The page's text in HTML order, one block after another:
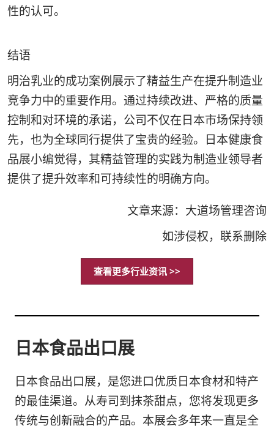
性的认可。
结语
明治乳业的成功案例展示了精益生产在提升制造业
竞争力中的重要作用。通过持续改进、严格的质量
控制和对环境的承诺，公司不仅在日本市场保持领
先，也为全球同行提供了宝贵的经验。日本健康食
品展小编觉得，其精益管理的实践为制造业领导者
提供了提升效率和可持续性的明确方向。
文章来源：大道场管理咨询
如涉侵权，联系删除
查看更多行业资讯 >>
日本食品出口展
日本食品出口展，是您进口优质日本食材和特产
的最佳渠道。从寿司到抹茶甜点，您将发现更多
传统与创新融合的产品。本展会多年来一直是全